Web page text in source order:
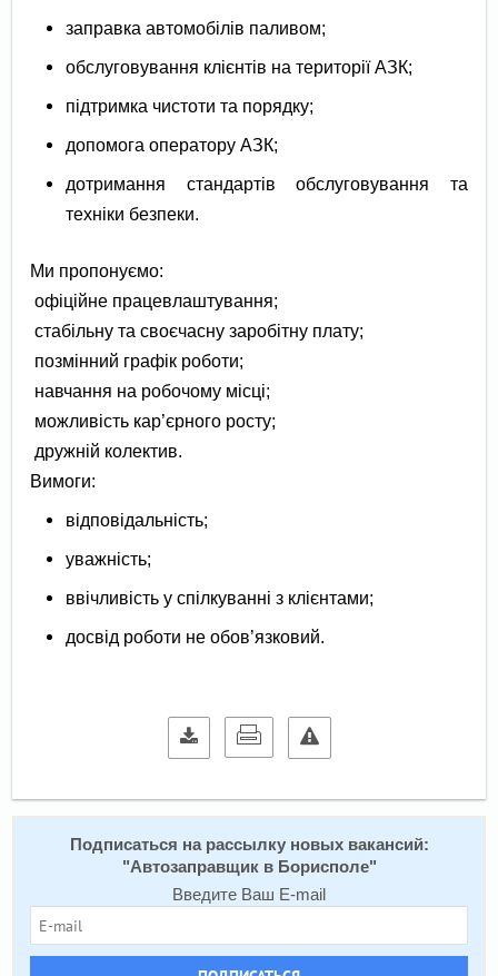
заправка автомобілів паливом;
обслуговування клієнтів на території АЗК;
підтримка чистоти та порядку;
допомога оператору АЗК;
дотримання стандартів обслуговування та
техніки безпеки.
Ми пропонуємо:
офіційне працевлаштування;
стабільну та своєчасну заробітну плату;
позмінний графік роботи;
навчання на робочому місці;
можливість кар’єрного росту;
дружній колектив.
Вимоги:
відповідальність;
уважність;
ввічливість у спілкуванні з клієнтами;
досвід роботи не обов’язковий.
Подписаться на расcылку новых вакансий:
"Автозаправщик в Борисполе"
Введите Ваш E-mail